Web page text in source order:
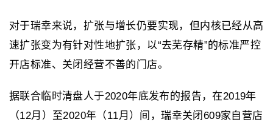
对于瑞幸来说，扩张与增长仍要实现，但内核已经从高
速扩张变为有针对性地扩张，以“去芜存精”的标准严控
开店标准、关闭经营不善的门店。
据联合临时清盘人于2020年底发布的报告，在2019年
（12月）至2020年（11月）间，瑞幸关闭609家自营店